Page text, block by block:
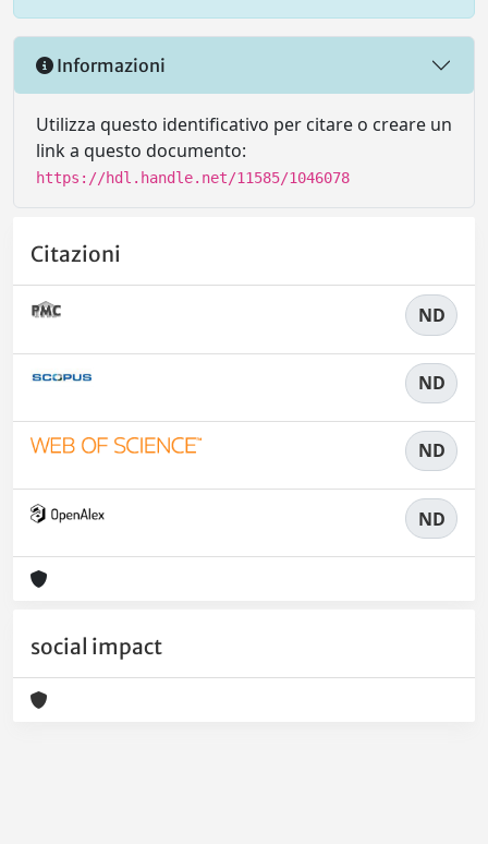
Informazioni
Utilizza questo identificativo per citare o creare un
link a questo documento:
https://hdl.handle.net/11585/1046078
Citazioni
ND
ND
ND
ND
social impact